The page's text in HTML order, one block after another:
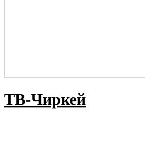
ТВ-Чиркей